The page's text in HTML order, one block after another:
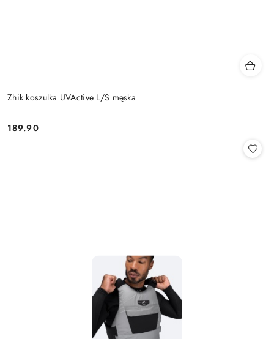
Zhik koszulka UVActive L/S męska
Cena:
189.90